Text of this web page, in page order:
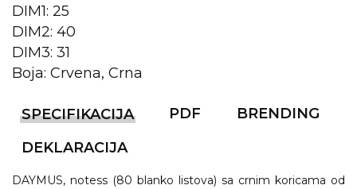
STRETCH TOPS
SUBLIMACIJA
CRICKET UPALJAČI
ŠIBICA
JAKNE I PRSLUCI
HYGIENIC KOLEKCIJA
DIM1: 25
DIM2: 40
DIM3: 31
Boja: Crvena, Crna
SPECIFIKACIJA PDF
BRENDING
DEKLARACIJA
DAYMUS, notess (80 blanko listova) sa crnim koricama od